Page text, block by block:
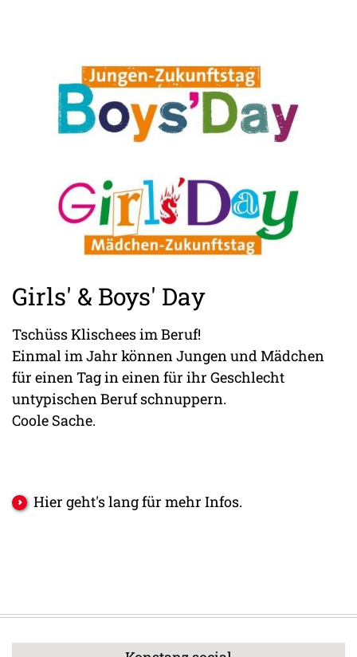
Girls' & Boys' Day
Tschüss Klischees im Beruf!
Einmal im Jahr können Jungen und Mädchen
für einen Tag in einen für ihr Geschlecht
untypischen Beruf schnuppern.
Coole Sache.
Hier geht's lang für mehr Infos.